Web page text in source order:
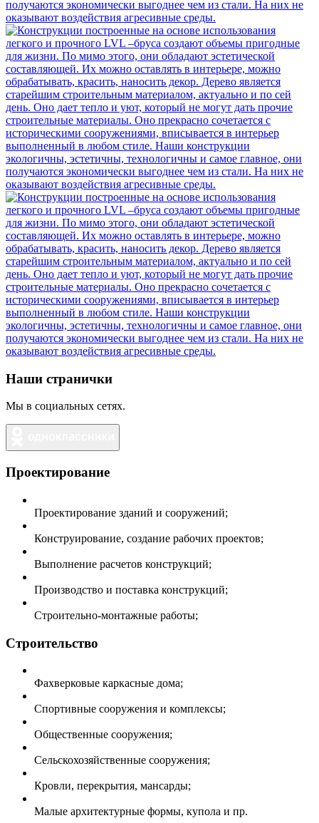
Наши странички
Мы в социальных сетях.
Проектирование
Проектирование зданий и сооружений;
Конструирование, создание рабочих проектов;
Выполнение расчетов конструкций;
Производство и поставка конструкций;
Строительно-монтажные работы;
Строительство
Фахверковые каркасные дома;
Спортивные сооружения и комплексы;
Общественные сооружения;
Сельскохозяйственные сооружения;
Кровли, перекрытия, мансарды;
Малые архитектурные формы, купола и пр.